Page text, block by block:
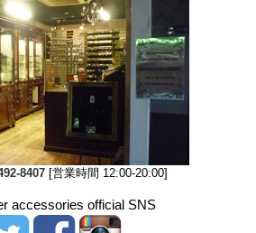
8407[営業時間 12:00-20:00]
accessories official SNS